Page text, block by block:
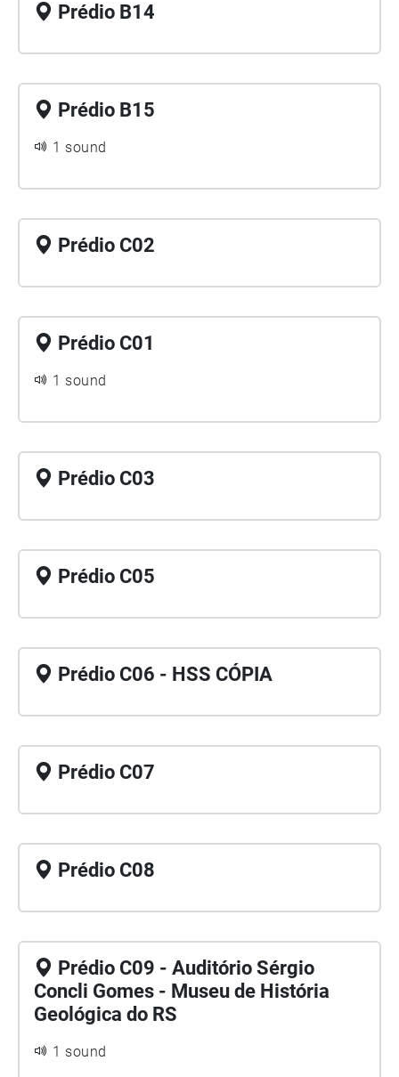
Prédio B14
Prédio B15
1 sound
Prédio C02
Prédio C01
1 sound
Prédio C03
Prédio C05
Prédio C06 - HSS CÓPIA
Prédio C07
Prédio C08
Prédio C09 - Auditório Sérgio
Concli Gomes - Museu de História
Geológica do RS
1 sound